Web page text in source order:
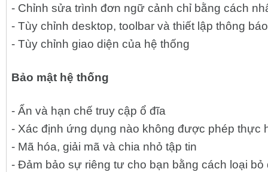
- Chỉnh sửa trình đơn ngữ cảnh chỉ bằng cách
- Tùy chỉnh desktop, toolbar và thiết lập thông báo
- Tùy chỉnh giao diện của hệ thống
Bảo mật hệ thống
- Ẩn và hạn chế truy cập ổ đĩa
- Xác định ứng dụng nào không được phép thực
- Mã hóa, giải mã và chia nhỏ tập tin
- Đảm bảo sự riêng tư cho bạn bằng cách loại bỏ